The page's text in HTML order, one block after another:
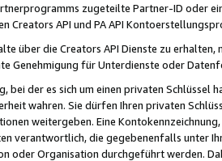
zugeteilte Partner-ID oder
Creators API und PA API
über die Creators API Dienste zu
Genehmigung für Unterdienste oder
bei der es sich um einen privaten
wahren. Sie dürfen Ihren privaten
weitergeben. Eine
verantwortlich, die gegebenenfalls unter
oder Organisation durchgeführt werden.